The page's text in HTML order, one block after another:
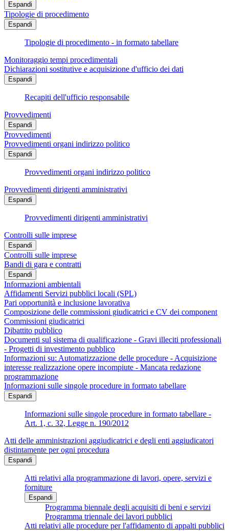
Espandi
Tipologie di procedimento
Espandi
Tipologie di procedimento - in formato tabellare
Monitoraggio tempi procedimentali
Dichiarazioni sostitutive e acquisizione d'ufficio dei dati
Espandi
Recapiti dell'ufficio responsabile
Provvedimenti
Espandi
Provvedimenti
Provvedimenti organi indirizzo politico
Espandi
Provvedimenti organi indirizzo politico
Provvedimenti dirigenti amministrativi
Espandi
Provvedimenti dirigenti amministrativi
Controlli sulle imprese
Espandi
Controlli sulle imprese
Bandi di gara e contratti
Espandi
Informazioni ambientali
Affidamenti Servizi pubblici locali (SPL)
Pari opportunità e inclusione lavorativa
Composizione delle commissioni giudicatrici e CV dei component
Commissioni giudicatrici
Dibattito pubblico
Documenti sul sistema di qualificazione - Gravi illeciti professionali
- Progetti di investimento pubblico
Informazioni su: Automatizzazione delle procedure - Acquisizione
interesse realizzazione opere incompiute - Mancata redazione
programmazione
Informazioni sulle singole procedure in formato tabellare
Espandi
Informazioni sulle singole procedure in formato tabellare -
Art. 1, c. 32, Legge n. 190/2012
Atti delle amministrazioni aggiudicatrici e degli enti aggiudicatori
distintamente per ogni procedura
Espandi
Atti relativi alla programmazione di lavori, opere, servizi e
forniture
Espandi
Programma biennale degli acquisiti di beni e servizi
Programma triennale dei lavori pubblici
Atti relativi alle procedure per l'affidamento di appalti pubblici